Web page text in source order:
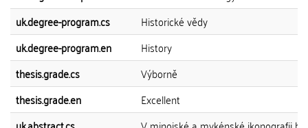
uk.degree-program.cs
Historické vědy
uk.degree-program.en
History
thesis.grade.cs
Výborně
thesis.grade.en
Excellent